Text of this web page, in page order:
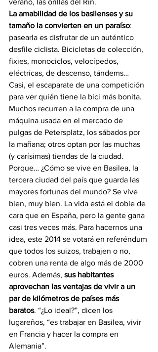
verano, las orillas del Rin.
La amabilidad de los basilenses y su
tamaño la convierten en un paraíso:
pasearla es disfrutar de un auténtico
desfile ciclista. Bicicletas de colección,
fixies, monociclos, velocípedos,
eléctricas, de descenso, tándems…
Casi, el escaparate de una competición
para ver quién tiene la bici más bonita.
Muchos recurren a la compra de una
máquina usada en el mercado de
pulgas de Petersplatz, los sábados por
la mañana; otros optan por las muchas
(y carísimas) tiendas de la ciudad.
Porque… ¿Cómo se vive en Basilea, la
tercera ciudad del país que guarda las
mayores fortunas del mundo? Se vive
bien, muy bien. La vida está el doble de
cara que en España, pero la gente gana
casi tres veces más. Para hacernos una
idea, este 2014 se votará en referéndum
que todos los suizos, trabajen o no,
cobren una renta de algo más de 2000
euros. Además, sus habitantes
aprovechan las ventajas de vivir a un
par de kilómetros de países más
baratos. “¿Lo ideal?”, dicen los
lugareños, “es trabajar en Basilea, vivir
en Francia y hacer la compra en
Alemania”.